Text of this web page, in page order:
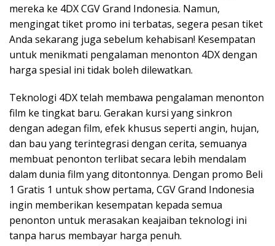
mereka ke 4DX CGV Grand Indonesia. Namun,
mengingat tiket promo ini terbatas, segera pesan tiket
Anda sekarang juga sebelum kehabisan! Kesempatan
untuk menikmati pengalaman menonton 4DX dengan
harga spesial ini tidak boleh dilewatkan.
Teknologi 4DX telah membawa pengalaman menonton
film ke tingkat baru. Gerakan kursi yang sinkron
dengan adegan film, efek khusus seperti angin, hujan,
dan bau yang terintegrasi dengan cerita, semuanya
membuat penonton terlibat secara lebih mendalam
dalam dunia film yang ditontonnya. Dengan promo Beli
1 Gratis 1 untuk show pertama, CGV Grand Indonesia
ingin memberikan kesempatan kepada semua
penonton untuk merasakan keajaiban teknologi ini
tanpa harus membayar harga penuh.